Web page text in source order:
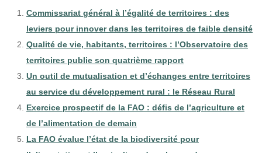
Commissariat général à l’égalité de territoires : des
leviers pour innover dans les territoires de faible densité
Qualité de vie, habitants, territoires : l’Observatoire des
territoires publie son quatrième rapport
Un outil de mutualisation et d’échanges entre territoires
au service du développement rural : le Réseau Rural
Exercice prospectif de la FAO : défis de l’agriculture et
de l’alimentation de demain
La FAO évalue l’état de la biodiversité pour